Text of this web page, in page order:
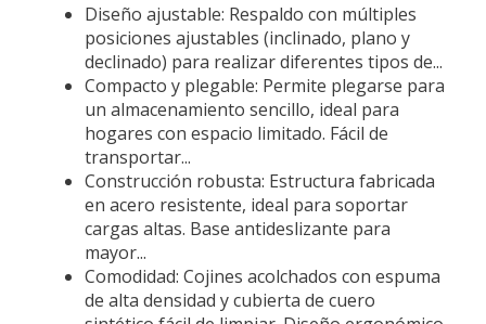
Diseño ajustable: Respaldo con múltiples
posiciones ajustables (inclinado, plano y
declinado) para realizar diferentes tipos de...
Compacto y plegable: Permite plegarse para
un almacenamiento sencillo, ideal para
hogares con espacio limitado. Fácil de
transportar...
Construcción robusta: Estructura fabricada
en acero resistente, ideal para soportar
cargas altas. Base antideslizante para
mayor...
Comodidad: Cojines acolchados con espuma
de alta densidad y cubierta de cuero